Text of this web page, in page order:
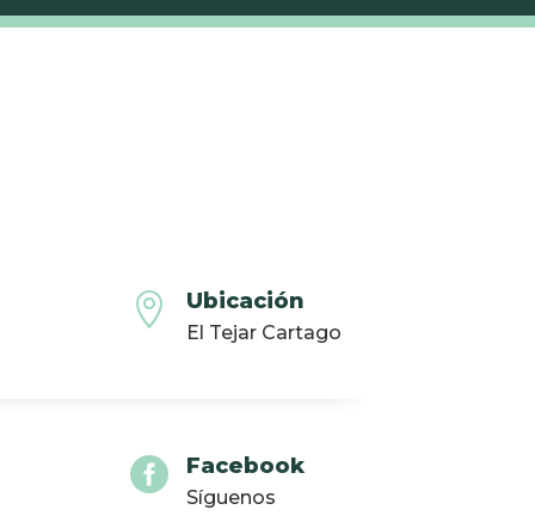
 Ubicación
El Tejar Cartago
 Facebook
Síguenos